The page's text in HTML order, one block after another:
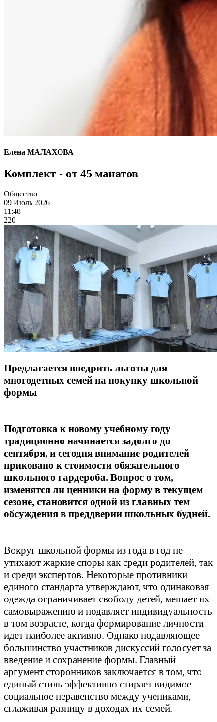
Елена МАЛАХОВА
Комплект - от 45 манатов
Общество
09 Июль 2026
11:48
220
Предлагается внедрить льготы для
многодетных семей на покупку школьной
формы
Подготовка к новому учебному году
традиционно начинается задолго до
сентября, и сегодня внимание родителей
приковано к стоимости обязательного
школьного гардероба. Вопрос о том,
изменятся ли ценники на форму в текущем
сезоне, становится одной из главных тем
обсуждения в преддверии школьных будней.
Вокруг школьной формы из года в год не
утихают жаркие споры как среди родителей, так
и среди экспертов. Некоторые противники
единого стандарта утверждают, что одинаковая
одежда ограничивает свободу детей, мешает их
самовыражению и подавляет индивидуальность
в том возрасте, когда формирование личности
идет наиболее активно. Однако подавляющее
большинство участников дискуссий голосует за
введение и сохранение формы. Главный
аргумент сторонников заключается в том, что
единый стиль эффективно стирает видимое
социальное неравенство между учениками,
сглаживая разницу в доходах их семей.